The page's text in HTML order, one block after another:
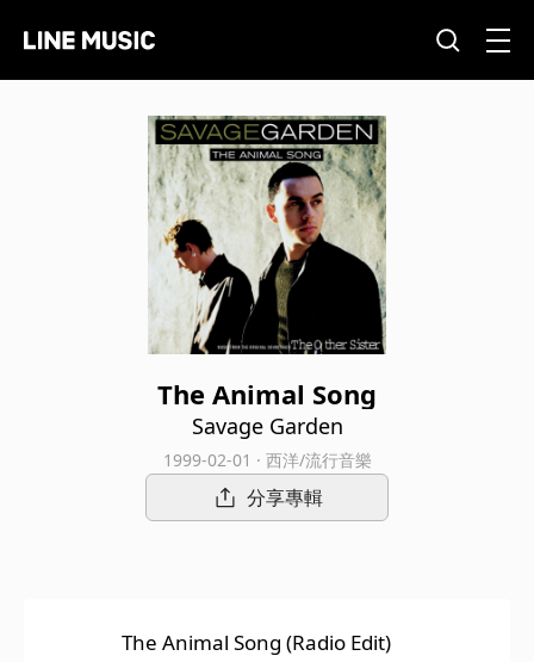
The Animal Song
Savage Garden
1999-02-01 · 西洋/流行音樂
分享專輯
The Animal Song (Radio Edit)